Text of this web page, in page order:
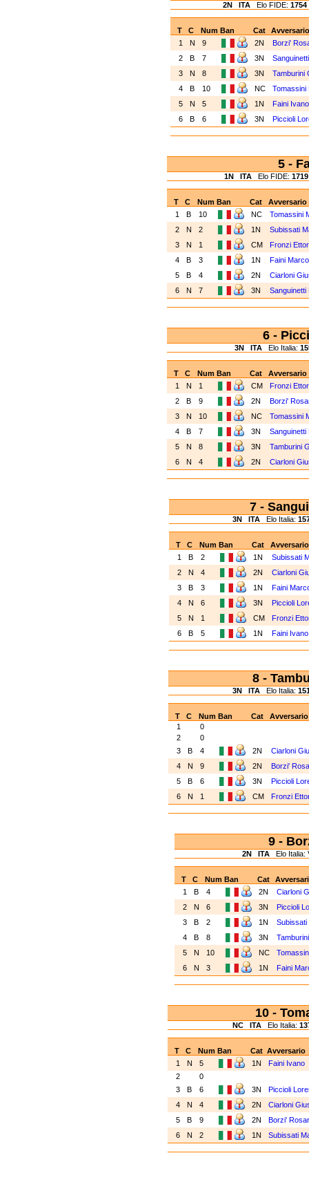
2N ITA Elo FIDE: 1754
T C Num Ban Cat
Avversario
1
N 9 2N
Borzi'
2
B 7 3N
3
N 8 3N
Tamburini
4
B 10 NC
Tomassini
5
N 5 1N
Faini
6
B 6 3N Piccioli
5 -
1N ITA Elo FIDE: 1719
T C NumBan Cat
Avversario
1
B 10 NC
Tomassini
2
N 2 1N
Subissati
3
N 1 CM
Fronzi
4
B 3 1N
Faini
5
B 4 2N
Ciarloni
6
N 7 3N
6 -
3N ITAElo Italia:
T C NumBan Cat
Avversario
1
N 1 CM
Fronzi
2
B 9 2N
Borzi'
3
N 10 NC
Tomassini
4
B 7 3N
5
N 8 3N
Tamburini
6
N 4 2N Ciarloni
7 -
3N ITAElo Italia:
T C NumBan Cat
Avversario
1
B 2 1N
Subissati
2
N 4 2N
Ciarloni
3
B 3 1N
Faini
4
N 6 3N
Piccioli
5
N 1 CM
Fronzi
6
B 5 1N Faini
8 -
3N ITAElo Italia:
T C NumBan Cat
Avversario
1
0
2
0
3
B 4 2N
Ciarloni
4
N 9 2N
Borzi'
5
B 6 3N
Piccioli
6
N 1 CM Fronzi
9 -
2N ITA Elo Italia:
T C Num Ban Cat
1
B 4 2N
Ciarloni
2
N 6 3N
Piccioli
3
B 2 1N
4
B 8 3N
5
N 10 NC
6
N 3 1N Faini
10 -
NC ITAElo Italia:
T C NumBan Cat Avversario
1
N 5 1N
Faini Ivano
2
0
3
B 6 3N
Piccioli
4
N 4 2N
Ciarloni
5
B 9 2N
Borzi'
6
N 2 1N Subissati